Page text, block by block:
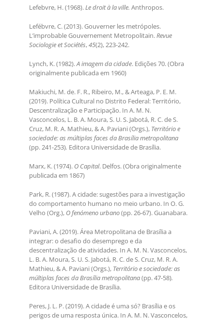
Lefebvre, H. (1968).Le droit à la ville. Anthropos.
Lefébvre, C. (2013). Gouverner les metrópoles.
L’improbable Gouvernement Metropolitain.Revue
Sociologie et Sociétés,45(2), 223-242.
Lynch, K. (1982).A imagem da cidade. Edições 70. (Obra
originalmente publicada em 1960)
Makiuchi, M. de. F. R., Ribeiro, M., & Arteaga, P. E. M.
(2019). Política Cultural no Distrito Federal: Território,
Descentralização e Participação. In A. M. N.
Vasconcelos, L. B. A. Moura, S. U. S. Jabotá, R. C. de S.
Cruz, M. R. A. Mathieu, & A. Paviani (Orgs.), Território e
sociedade: as múltiplas faces da Brasília metropolitana
(pp. 241-253). Editora Universidade de Brasília.
Marx, K. (1974). O Capital. Delfos. (Obra originalmente
publicada em 1867)
Park, R. (1987). A cidade: sugestões para a investigação
do comportamento humano no meio urbano. In O. G.
Velho (Org.), O fenómeno urbano(pp. 26-67). Guanabara.
Paviani, A. (2019). Área Metropolitana de Brasília a
integrar: o desafio do desemprego e da
descentralização de atividades. In A. M. N. Vasconcelos,
L. B. A. Moura, S. U. S. Jabotá, R. C. de S. Cruz, M. R. A.
Mathieu, & A. Paviani (Orgs.), Território e sociedade: as
múltiplas faces da Brasília metropolitana(pp. 47-58).
Editora Universidade de Brasília.
Peres, J. L. P. (2019). A cidade é uma só? Brasília e os
perigos de uma resposta única. In A. M. N. Vasconcelos,